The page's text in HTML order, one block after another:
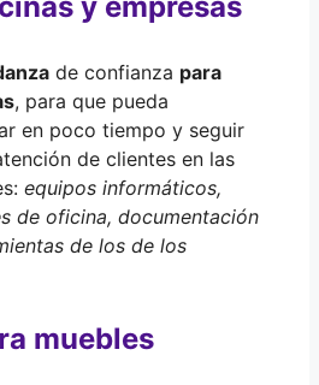
de confianza para
, para que pueda
en poco tiempo y seguir
de clientes en las
equipos informáticos,
de oficina, documentación
de los de los
muebles